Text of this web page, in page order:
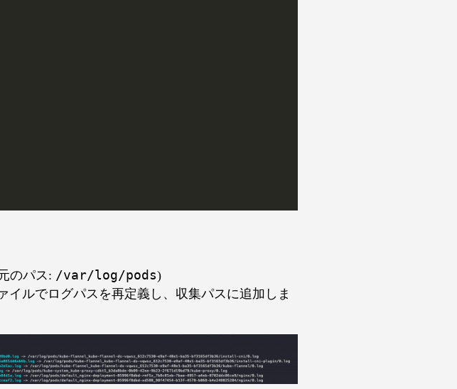
のパス: /var/log/pods)
イルでログパスを再定義し、収集パスに追加しま